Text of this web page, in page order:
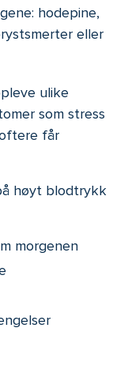
hodepine,
eller
ulike
som stress
får
høyt blodtrykk
morgenen